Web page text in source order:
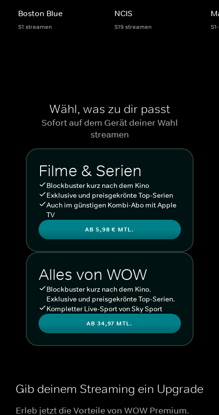
Boston Blue
S1 streamen
NCIS
S19 streamen
Wähl, was zu dir passt
Sofort auf dem Gerät deiner Wahl
streamen
Filme & Serien
Blockbuster kurz nach dem Kino
Exklusive und preisgekrönte Top-Serien
Auch im günstigen Kombi-Abo mit Apple
TV
AB 5,98 € MTL.
Alles von WOW
Blockbuster kurz nach dem Kino.
Exklusive und preisgekrönte Top-Serien.
Kompletter Live-Sport von Sky Sport
AB 34,97 MTL.
Gib deinem Streaming ein Upgrade
Erleb jetzt die Vorteile von WOW Premium.